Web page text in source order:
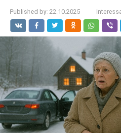
Published by: 22.10.2025